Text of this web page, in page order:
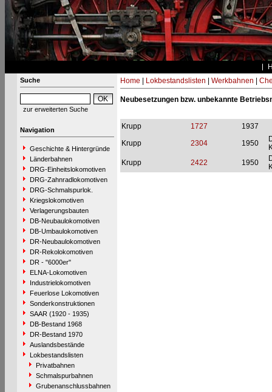
Suche
zur erweiterten Suche
Navigation
Geschichte & Hintergründe
Länderbahnen
DRG-Einheitslokomotiven
DRG-Zahnradlokomotiven
DRG-Schmalspurlok.
Kriegslokomotiven
Verlagerungsbauten
DB-Neubaulokomotiven
DB-Umbaulokomotiven
DR-Neubaulokomotiven
DR-Rekolokomotiven
DR - "6000er"
ELNA-Lokomotiven
Industrielokomotiven
Feuerlose Lokomotiven
Sonderkonstruktionen
SAAR (1920 - 1935)
DB-Bestand 1968
DR-Bestand 1970
Auslandsbestände
Lokbestandslisten
Privatbahnen
Schmalspurbahnen
Grubenanschlussbahnen
Home Lokbestandslisten Werkbahnen
Neubesetzungen bzw. unbekannte
Krupp 1727
1937
Krupp
2304 1950
Krupp
2422 1950